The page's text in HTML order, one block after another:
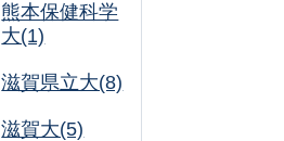
熊本保健科学
大(1)
滋賀県立大(8)
滋賀大(5)